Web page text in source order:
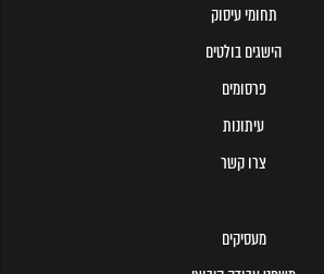
תחומי עיסוק
הישגים בולטים
פרסומים
עיתונות
צרו קשר
מעסיקים